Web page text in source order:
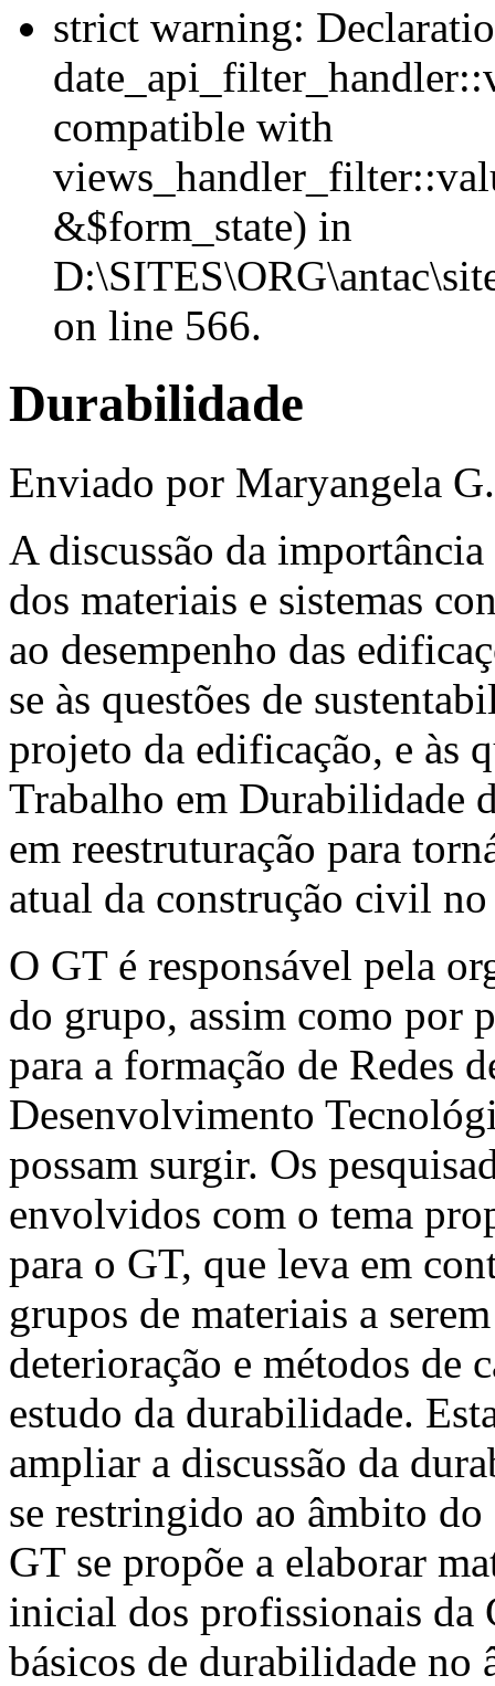
strict warning:
compatible with
&$form_state) in
on line 566.
Durabilidade
Enviado por Maryangela
A discussão da
dos materiais e sistemas
ao desempenho das
se às questões de
projeto da edificação, e às
Trabalho em Durabilidade
em reestruturação para
atual da construção civil
O GT é responsável pela
do grupo, assim como por
para a formação de Redes
Desenvolvimento
possam surgir. Os
envolvidos com o tema
para o GT, que leva em
grupos de materiais a
deterioração e métodos de
estudo da durabilidade.
ampliar a discussão da
se restringido ao âmbito
GT se propõe a elaborar
inicial dos profissionais da
básicos de durabilidade